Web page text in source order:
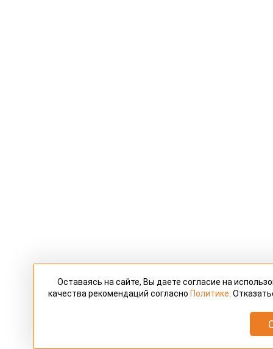
Оставаясь на сайте, Вы даете согласие на
качества рекомендаций согласно Политике .